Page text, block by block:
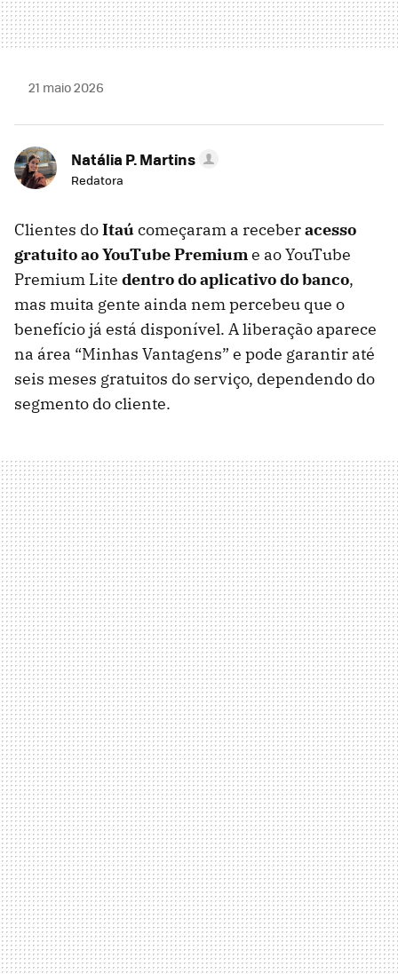
21 maio 2026
Natália P. Martins
Redatora
Clientes doItaúcomeçaram a receberacesso
gratuito ao YouTube Premiume ao YouTube
Premium Lite dentro do aplicativo do banco,
mas muita gente ainda nem percebeu que o
benefício já está disponível. A liberação aparece
na área “Minhas Vantagens” e pode garantir até
seis meses gratuitos do serviço, dependendo do
segmento do cliente.